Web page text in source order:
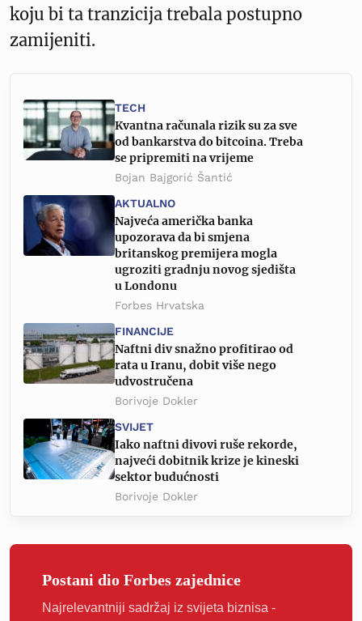
koju bi ta tranzicija trebala postupno
zamijeniti.
TECH
Kvantna računala rizik su za sve
od bankarstva do bitcoina. Treba
se pripremiti na vrijeme
Bojan Bajgorić Šantić
AKTUALNO
Najveća američka banka
upozorava da bi smjena
britanskog premijera mogla
ugroziti gradnju novog sjedišta
u Londonu
Forbes Hrvatska
FINANCIJE
Naftni div snažno profitirao od
rata u Iranu, dobit više nego
udvostručena
Borivoje Dokler
SVIJET
Iako naftni divovi ruše rekorde,
najveći dobitnik krize je kineski
sektor budućnosti
Borivoje Dokler
Postani dio Forbes zajednice
Najrelevantniji sadržaj iz svijeta biznisa -